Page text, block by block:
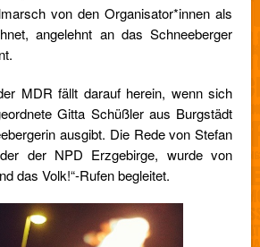
von den Organisator*innen als
angelehnt an das Schneeberger
MDR fällt darauf herein, wenn sich
Gitta Schüßler aus Burgstädt
ausgibt. Die Rede von Stefan
der NPD Erzgebirge, wurde von
das Volk!“-Rufen begleitet.